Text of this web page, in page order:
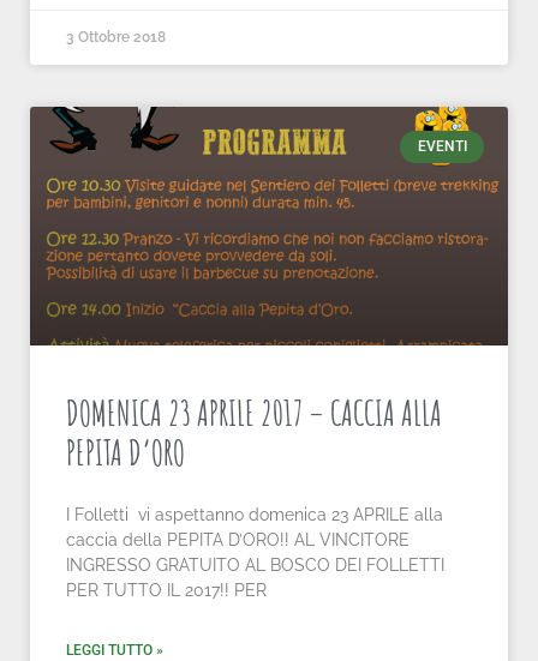
3 Ottobre 2018
EVENTI
DOMENICA 23 APRILE 2017 – CACCIA ALLA
PEPITA D’ORO
I Folletti vi aspettanno domenica 23 APRILE alla
caccia della PEPITA D’ORO!! AL VINCITORE
INGRESSO GRATUITO AL BOSCO DEI FOLLETTI
PER TUTTO IL 2017!! PER
LEGGI TUTTO »